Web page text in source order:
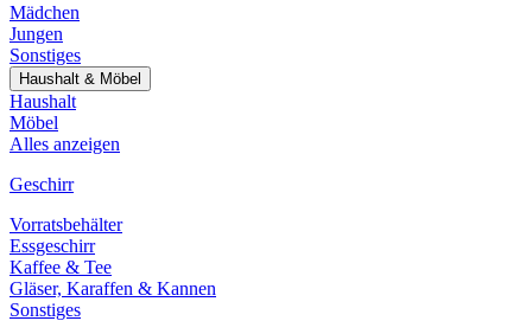
Mädchen
Jungen
Sonstiges
Haushalt & Möbel
Haushalt
Möbel
Alles anzeigen
Geschirr
Vorratsbehälter
Essgeschirr
Kaffee & Tee
Gläser, Karaffen & Kannen
Sonstiges